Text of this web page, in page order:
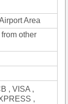
Area
other
, VISA ,
,